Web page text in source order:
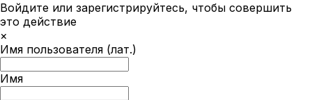
Войдите или зарегистрируйтесь, чтобы совершить
это действие
×
Имя пользователя (лат.)
Имя